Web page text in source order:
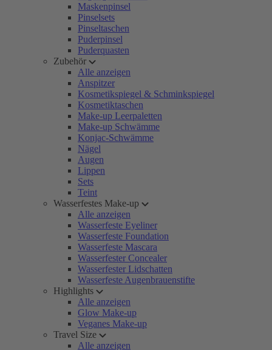
Maskenpinsel
Pinselsets
Pinseltaschen
Puderpinsel
Puderquasten
Zubehör
Alle anzeigen
Anspitzer
Kosmetikspiegel & Schminkspiegel
Kosmetiktaschen
Make-up Leerpaletten
Make-up Schwämme
Konjac-Schwämme
Nägel
Augen
Lippen
Sets
Teint
Wasserfestes Make-up
Alle anzeigen
Wasserfeste Eyeliner
Wasserfeste Foundation
Wasserfeste Mascara
Wasserfester Concealer
Wasserfester Lidschatten
Wasserfeste Augenbrauenstifte
Highlights
Alle anzeigen
Glow Make-up
Veganes Make-up
Travel Size
Alle anzeigen